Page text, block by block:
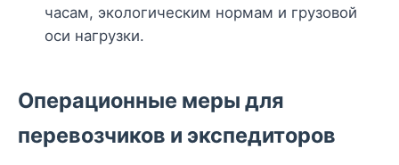
часам, экологическим нормам и грузовой
оси нагрузки.
Операционные меры для
перевозчиков и экспедиторов